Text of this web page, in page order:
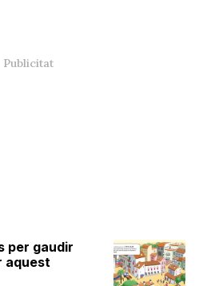
per gaudir
aquest